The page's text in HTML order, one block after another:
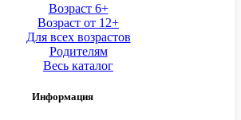
Возраст 6+
Возраст от 12+
Для всех возрастов
Родителям
Весь каталог
Информация